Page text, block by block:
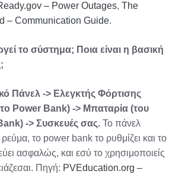
– Power Outages, The
– Communication Guide.
το σύστημα; Ποια είναι η βασική
Πάνελ -> Ελεγκτής Φόρτισης
Power Bank) -> Μπαταρία (του
-> Συσκευές σας. Το πάνελ
το power bank το ρυθμίζει και το
ασφαλώς, και εσύ το χρησιμοποιείς
Πηγή: PVEducation.org –